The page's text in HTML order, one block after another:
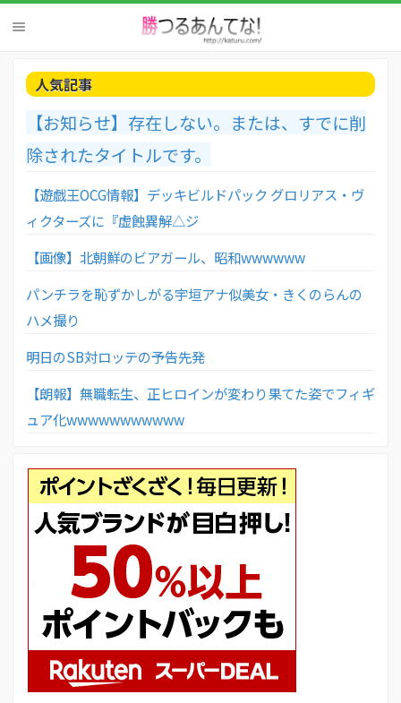
人気記事
【お知らせ】存在しない。または、すでに削
除されたタイトルです。
【遊戯王OCG情報】デッキビルドパック グロリアス・ヴ
ィクターズに『虚蝕異解△ジ
【画像】北朝鮮のビアガール、昭和wwwwww
パンチラを恥ずかしがる宇垣アナ似美女・きくのらんの
ハメ撮り
明日のSB対ロッテの予告先発
【朗報】無職転生、正ヒロインが変わり果てた姿でフィギ
ュア化wwwwwwwwwww